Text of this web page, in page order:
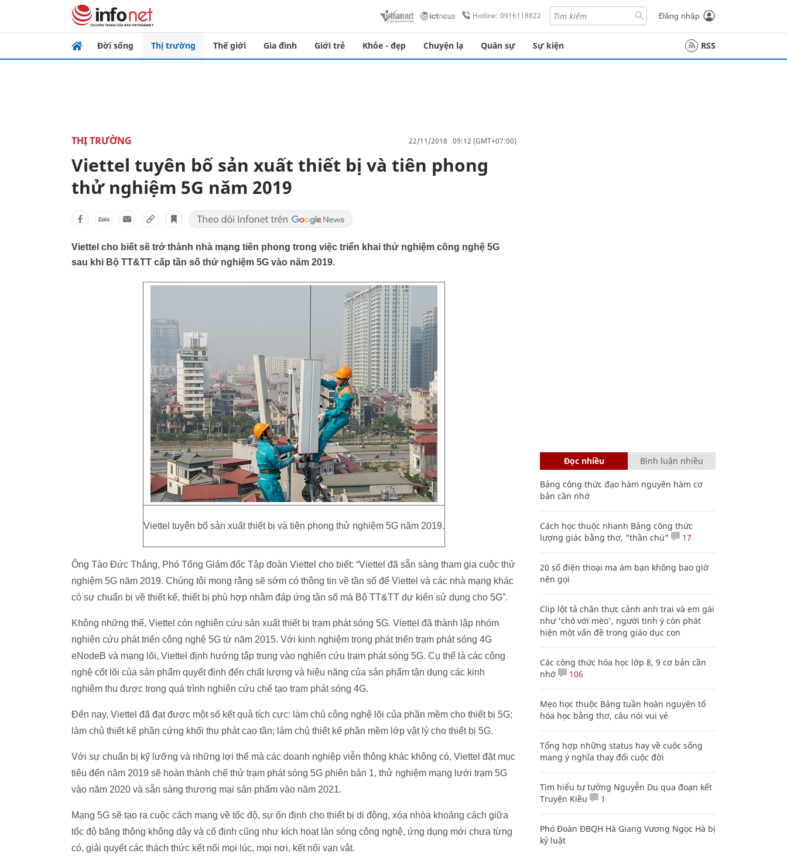
Hotline: 0916118822 Đăng nhập
Đời sống Thị trường Thế giới Gia đình Giới trẻ Khỏe - đẹp Chuyện lạ Quân sự Sự kiện RSS
THỊ TRƯỜNG 22/11/2018 09:12 (GMT+07:00)
Viettel tuyên bố sản xuất thiết bị và tiên phong
thử nghiệm 5G năm 2019
Viettel cho biết sẽ trở thành nhà mạng tiên phong trong việc triển khai thử nghiệm công nghệ 5G
sau khi Bộ TT&TT cấp tần số thử nghiệm 5G vào năm 2019.
Viettel tuyên bố sản xuất thiết bị và tiên phong thử nghiệm 5G năm 2019.
Ông Tào Đức Thắng, Phó Tổng Giám đốc Tập đoàn Viettel cho biết: “Viettel đã sẵn sàng tham gia cuộc thử
nghiệm 5G năm 2019. Chúng tôi mong rằng sẽ sớm có thông tin về tần số để Viettel và các nhà mạng khác
có sự chuẩn bị về thiết kế, thiết bị phù hợp nhằm đáp ứng tần số mà Bộ TT&TT dự kiến sử dụng cho 5G”.
Không những thế, Viettel còn nghiên cứu sản xuất thiết bị trạm phát sóng 5G. Viettel đã thành lập nhóm
nghiên cứu phát triển công nghệ 5G từ năm 2015. Với kinh nghiệm trong phát triển trạm phát sóng 4G
eNodeB và mạng lõi, Viettel định hướng tập trung vào nghiên cứu trạm phát sóng 5G. Cụ thể là các công
nghệ cốt lõi của sản phẩm quyết định đến chất lượng và hiệu năng của sản phẩm tận dụng các kinh
nghiệm thu được trong quá trình nghiên cứu chế tạo trạm phát sóng 4G.
Đến nay, Viettel đã đạt được một số kết quả tích cực: làm chủ công nghệ lõi của phần mềm cho thiết bị 5G;
làm chủ thiết kế phần cứng khối thu phát cao tần; làm chủ thiết kế phần mềm lớp vật lý cho thiết bị 5G.
Với sự chuẩn bị kỹ lưỡng và những lợi thế mà các doanh nghiệp viễn thông khác không có, Viettel đặt mục
tiêu đến năm 2019 sẽ hoàn thành chế thử trạm phát sóng 5G phiên bản 1, thử nghiệm mạng lưới trạm 5G
vào năm 2020 và sẵn sàng thương mại sản phẩm vào năm 2021.
Mạng 5G sẽ tạo ra cuộc cách mạng về tốc độ, sự ổn định cho thiết bị di động, xóa nhòa khoảng cách giữa
tốc độ băng thông không dây và cố định cũng như kích hoạt làn sóng công nghệ, ứng dụng mới chưa từng
có, giải quyết các thách thức kết nối mọi lúc, mọi nơi, kết nối vạn vật.
Đọc nhiều Bình luận nhiều
Bảng công thức đạo hàm nguyên hàm cơ
bản cần nhớ
Cách học thuộc nhanh Bảng công thức
lượng giác bằng thơ, "thần chú"
17
20 số điện thoại ma ám bạn không bao giờ
nên gọi
Clip lột tả chân thực cảnh anh trai và em gái
như 'chó với mèo', người tinh ý còn phát
hiện một vấn đề trong giáo dục con
Các công thức hóa học lớp 8, 9 cơ bản cần
nhớ
106
Mẹo học thuộc Bảng tuần hoàn nguyên tố
hóa học bằng thơ, câu nói vui vẻ
Tổng hợp những status hay về cuộc sống
mang ý nghĩa thay đổi cuộc đời
Tìm hiểu tư tưởng Nguyễn Du qua đoạn kết
Truyện Kiều
1
Phó Đoàn ĐBQH Hà Giang Vương Ngọc Hà bị
kỷ luật